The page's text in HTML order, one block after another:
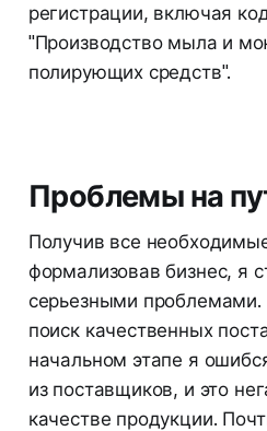
регистрации, включая
"Производство мыла и
полирующих средств".
Проблемы на
Получив все
формализовав бизнес, я
серьезными проблемами.
поиск качественных
начальном этапе я
из поставщиков, и это
качестве продукции.